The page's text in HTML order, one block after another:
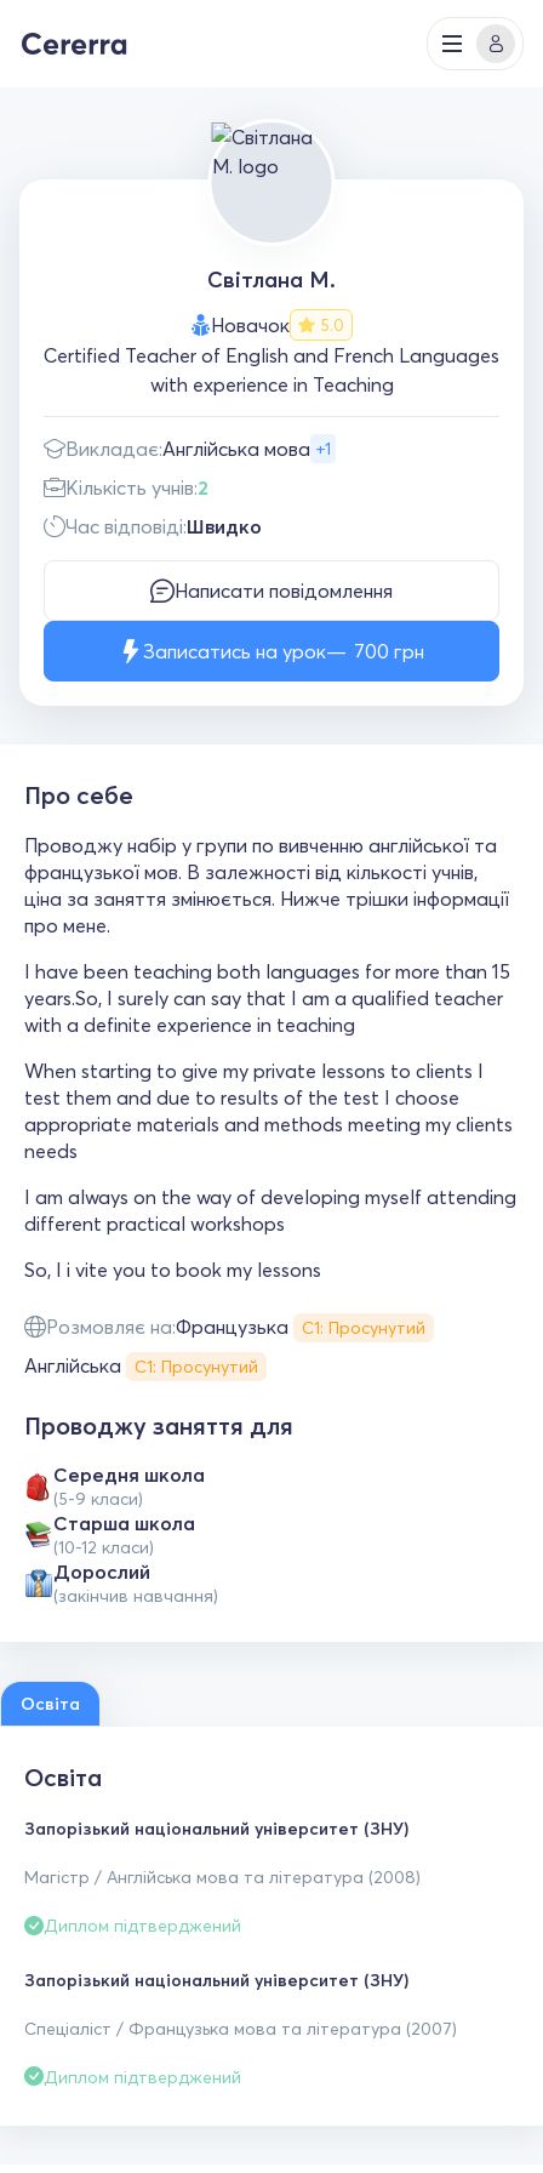
Світлана М.
Новачок 5.0
Certified Teacher of English and French Languages
with experience in Teaching
Викладає:Англійська мова +1
Кількість учнів:2
Час відповіді:Швидко
Написати повідомлення
Записатись на урок 700 грн
Про себе
Проводжу набір у групи по вивченню англійської та
французької мов. В залежності від кількості учнів,
ціна за заняття змінюється. Нижче трішки інформації
про мене.
I have been teaching both languages for more than 15
years.So, I surely can say that I am a qualified teacher
with a definite experience in teaching
When starting to give my private lessons to clients I
test them and due to results of the test I choose
appropriate materials and methods meeting my clients
needs
I am always on the way of developing myself attending
different practical workshops
So, I i vite you to book my lessons
Розмовляє на:Французька С1: Просунутий
Англійська С1: Просунутий
Проводжу заняття для
Середня школа
(5-9 класи)
Старша школа
(10-12 класи)
Дорослий
(закінчив навчання)
Освіта
Освіта
Запорізький національний університет (ЗНУ)
Магістр / Англійська мова та література (2008)
Диплом підтверджений
Запорізький національний університет (ЗНУ)
Спеціаліст / Французька мова та література (2007)
Диплом підтверджений